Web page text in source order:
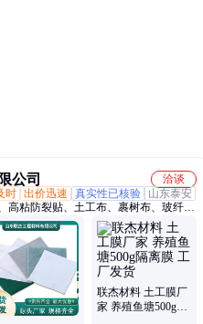
公司
洽谈
时 出价迅速 真实性已核验
山东泰安
高粘防裂贴、土工布、裹树布、玻纤土
工膜、塑料土工格栅、防寒布、道路灌
联杰材料 土工膜厂
家 养殖鱼塘500g隔